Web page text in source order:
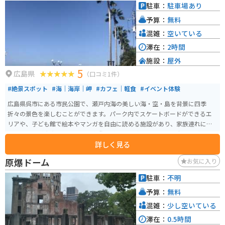
広島県 5 （口コミ1件）
#絶景スポット #海｜海岸｜岬 #カフェ｜軽食 #イベント体験
広島県呉市にある市民公園で、瀬戸内海の美しい海・空・島を背景に四季
折々の景色を楽しむことができます。パーク内でスケートボードができるエ
リアや、子ども館で絵本やマンガを自由に読める施設があり、家族連れにも
嬉しい設備が充実しています。水遊びができる池やトライアル広場など、アク
ティブに楽しめるスポットも多数あります。 入園料は無料なので、ツーリン
グの休憩などにも気軽に利用できます。釣りスポット、フェリー乗り場もあ
り、週末はイベントなども行われています。貸し自転車や図書館、船のアス
レチックなどもあり、老若男女問わず楽しめるスポットです。JR呉線〈呉ポ
ートピア〉下車すぐ、無料駐車場500台。広島呉道路からもアクセス良好で
す。
詳しく見る
駐車： 駐車場あり
予算： 無料
混雑： 空いている
滞在： 2時間
施設： 屋外
原爆ドーム お気に入り
駐車： 不明
予算： 無料
混雑： 少し空いている
滞在： 0.5時間